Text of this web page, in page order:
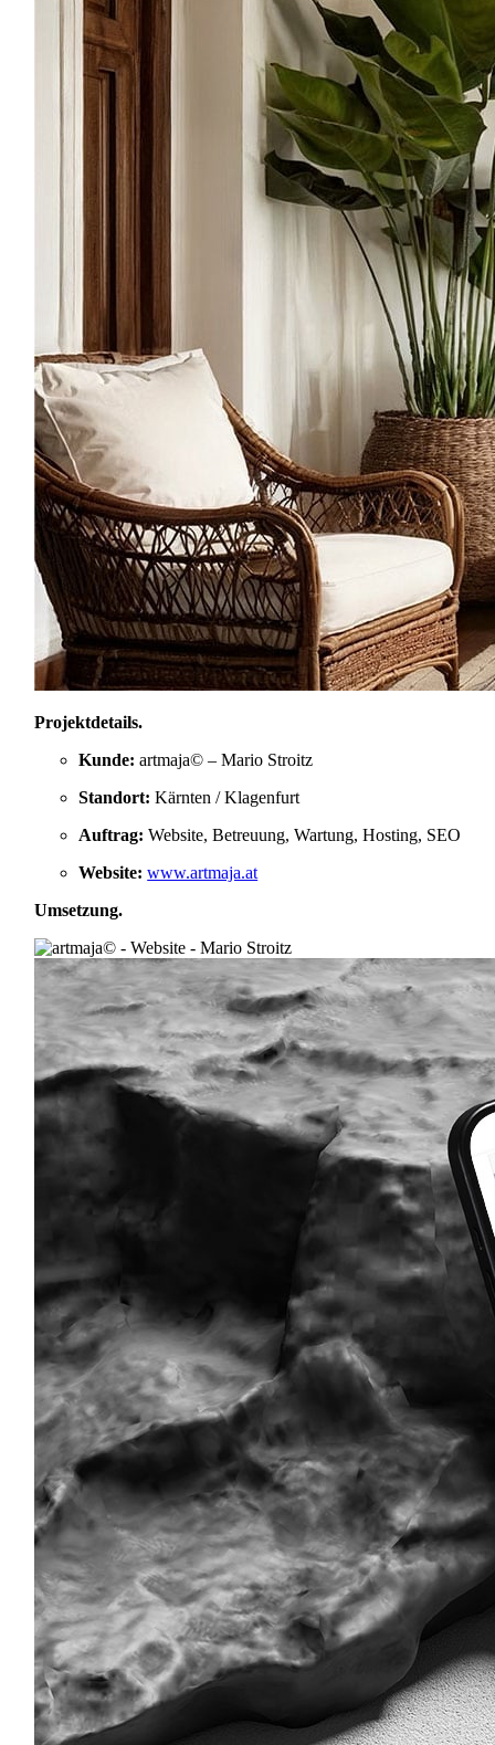
Projektdetails.
Kunde:artmaja© – Mario Stroitz
Standort: Kärnten / Klagenfurt
Auftrag: Website, Betreuung, Wartung, Hosting, SEO
Website: www.artmaja.at
Umsetzung.